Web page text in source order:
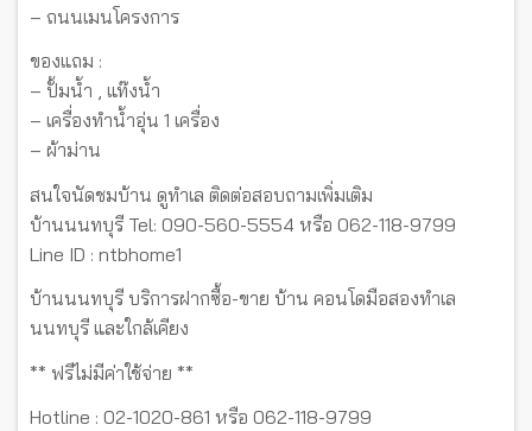
– ถนนเมนโครงการ
ของแถม :
– ปั้มน้ำ , แท๊งน้ำ
– เครื่องทำน้ำอุ่น 1 เครื่อง
– ผ้าม่าน
สนใจนัดชมบ้าน ดูทำเล ติดต่อสอบถามเพิ่มเติม
บ้านนนทบุรี Tel: 090-560-5554 หรือ 062-118-9799
Line ID : ntbhome1
บ้านนนทบุรี บริการฝากซื้อ-ขาย บ้าน คอนโดมือสองทำเล
นนทบุรี และใกล้เคียง
** ฟรีไม่มีค่าใช้จ่าย **
Hotline : 02-1020-861 หรือ 062-118-9799